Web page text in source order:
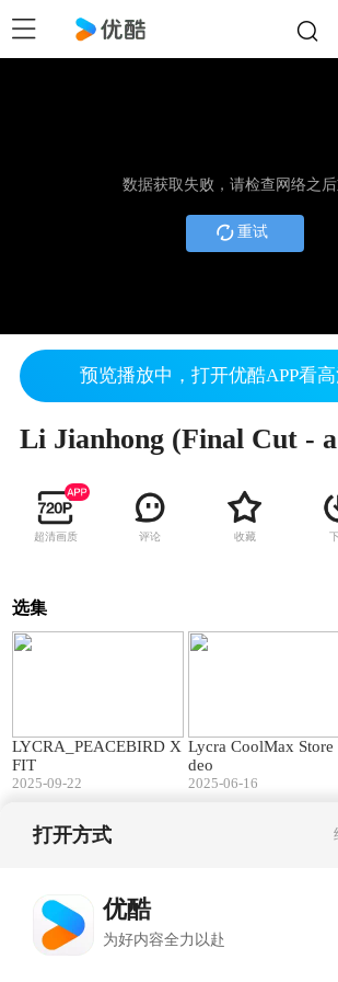
数据获取失败，请检查网络之
重试
预览播放中，打开优酷APP看
超清画质 评论 收藏
选集
LYCRA_PEACEBIRD X
FIT
2025-09-22
Lycra CoolMax Store
deo
2025-06-16
打开方式
优酷
为好内容全力以赴